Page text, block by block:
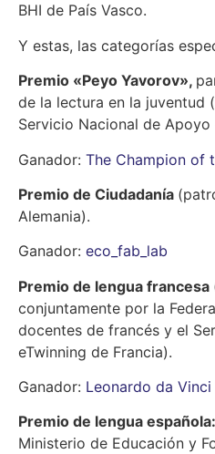
BHI de País Vasco.
Y estas, las categorías
Premio «Peyo Yavorov»,
de la lectura en la juventud
Servicio Nacional de Apoyo
Ganador: The Champion of
Premio de Ciudadanía
Alemania).
Ganador: eco_fab_lab
Premio de lengua francesa
conjuntamente por la
docentes de francés y el
eTwinning de Francia).
Ganador: Leonardo da Vinci
Premio de lengua española:
Ministerio de Educación y